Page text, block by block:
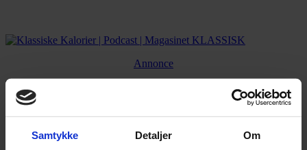
Samtykke Detaljer Om
Annonce
FLERE NYHEDER